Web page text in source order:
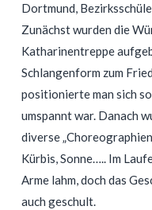
Dortmund,
Zunächst wurden die
Katharinentreppe
Schlangenform zum
positionierte man sich
umspannt war. Danach
diverse
Kürbis, Sonne….. Im
Arme lahm, doch das
auch geschult.